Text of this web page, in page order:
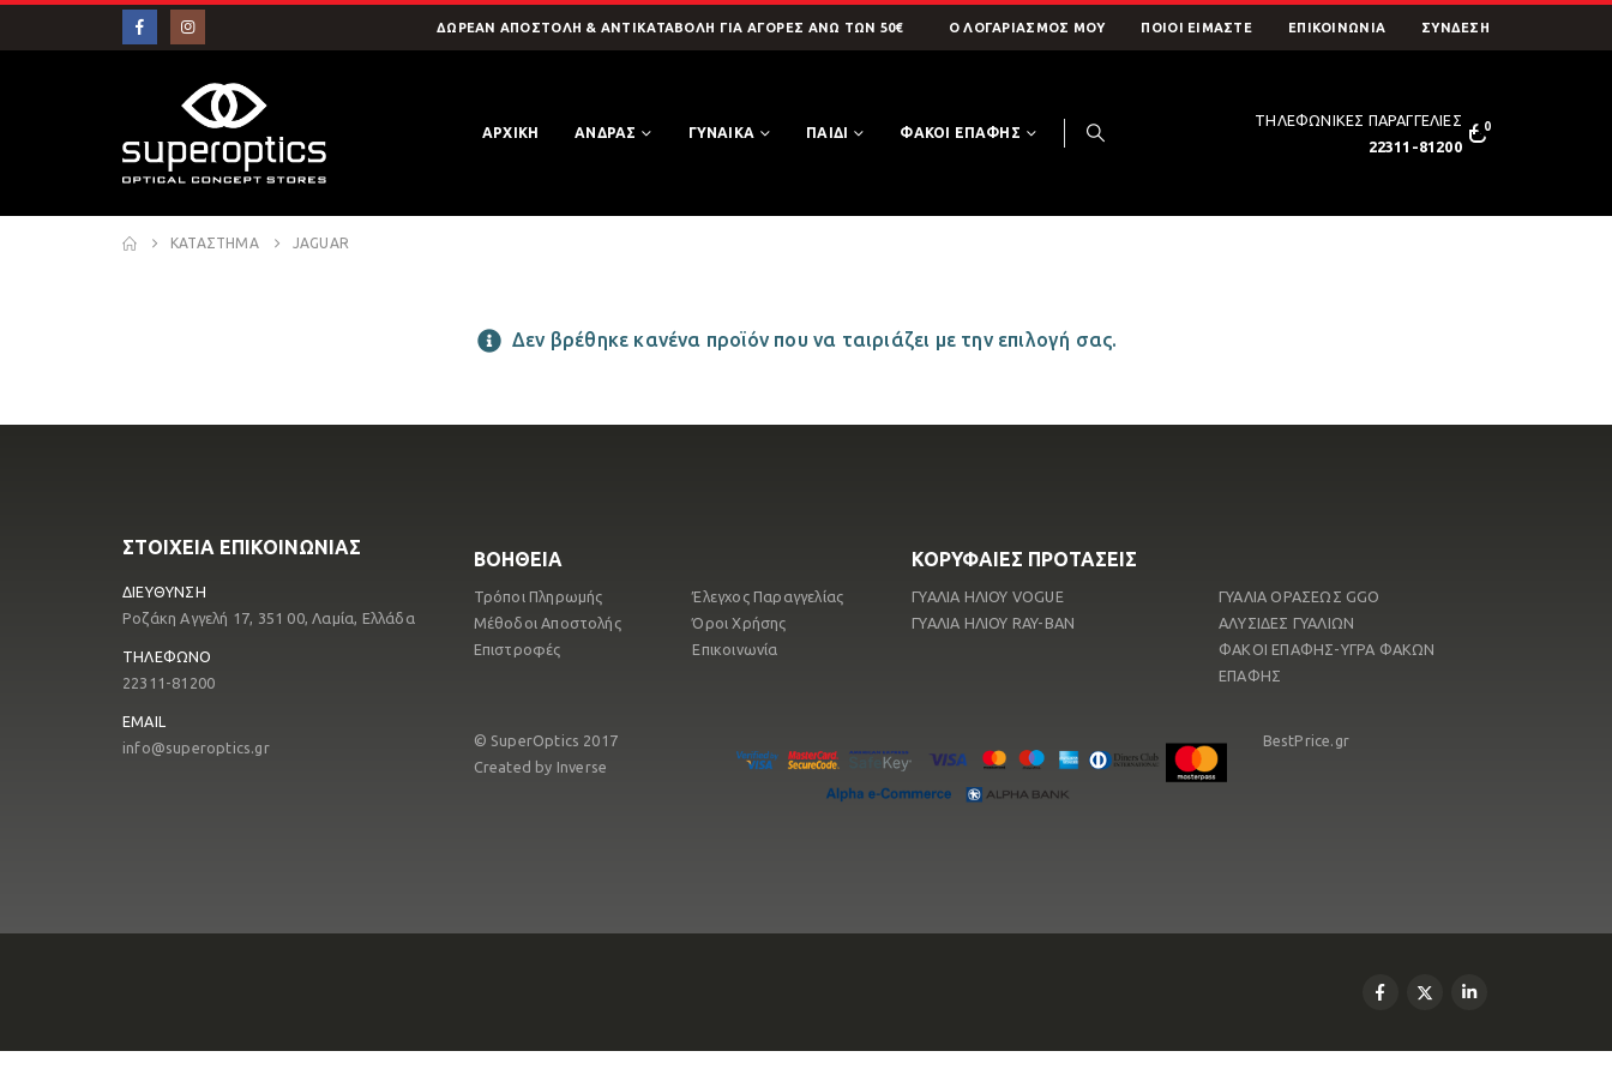
ΔΩΡΕΑΝ ΑΠΟΣΤΟΛΗ & ΑΝΤΙΚΑΤΑΒΟΛΗ ΓΙΑ ΑΓΟΡΕΣ ΑΝΩ ΤΩΝ 50€ O ΛΟΓΑΡΙΑΣΜΌΣ ΜΟΥ ΠΟΙΟΊ ΕΊΜΑΣΤΕ ΕΠΙΚΟΙΝΩΝΊΑ ΣΥΝΔΕΣΗ
ΑΡΧΙΚΗ ΑΝΔΡΑΣ ΓΥΝΑΙΚΑ ΠΑΙΔΙ ΦΑΚΟΙ ΕΠΑΦΗΣ
ΤΗΛΕΦΩΝΙΚΕΣ ΠΑΡΑΓΓΕΛΙΕΣ
22311-81200
0
ΚΑΤΆΣΤΗΜΑ JAGUAR
Δεν βρέθηκε κανένα προϊόν που να ταιριάζει με την επιλογή σας.
ΣΤΟΙΧΕΙΑ ΕΠΙΚΟΙΝΩΝΙΑΣ
ΔΙΕΥΘΥΝΣΗ
Ροζάκη Αγγελή 17, 351 00, Λαμία, Ελλάδα
ΤΗΛΕΦΩΝΟ
22311-81200
EMAIL
info@superoptics.gr
ΒΟΗΘΕΙΑ
Τρόποι Πληρωμής
Μέθοδοι Αποστολής
Επιστροφές
Έλεγχος Παραγγελίας
Όροι Χρήσης
Επικοινωνία
ΚΟΡΥΦΑΙΕΣ ΠΡΟΤΑΣΕΙΣ
ΓΥΑΛΙΑ ΗΛΙΟΥ VOGUE
ΓΥΑΛΙΑ ΗΛΙΟΥ RAY-ΒΑΝ
ΓΥΑΛΙΑ ΟΡΑΣΕΩΣ GGO
ΑΛΥΣΙΔΕΣ ΓΥΑΛΙΩΝ
ΦΑΚΟΙ ΕΠΑΦΗΣ-ΥΓΡΑ ΦΑΚΩΝ
ΕΠΑΦΗΣ
© SuperOptics 2017
Created by Inverse
BestPrice.gr